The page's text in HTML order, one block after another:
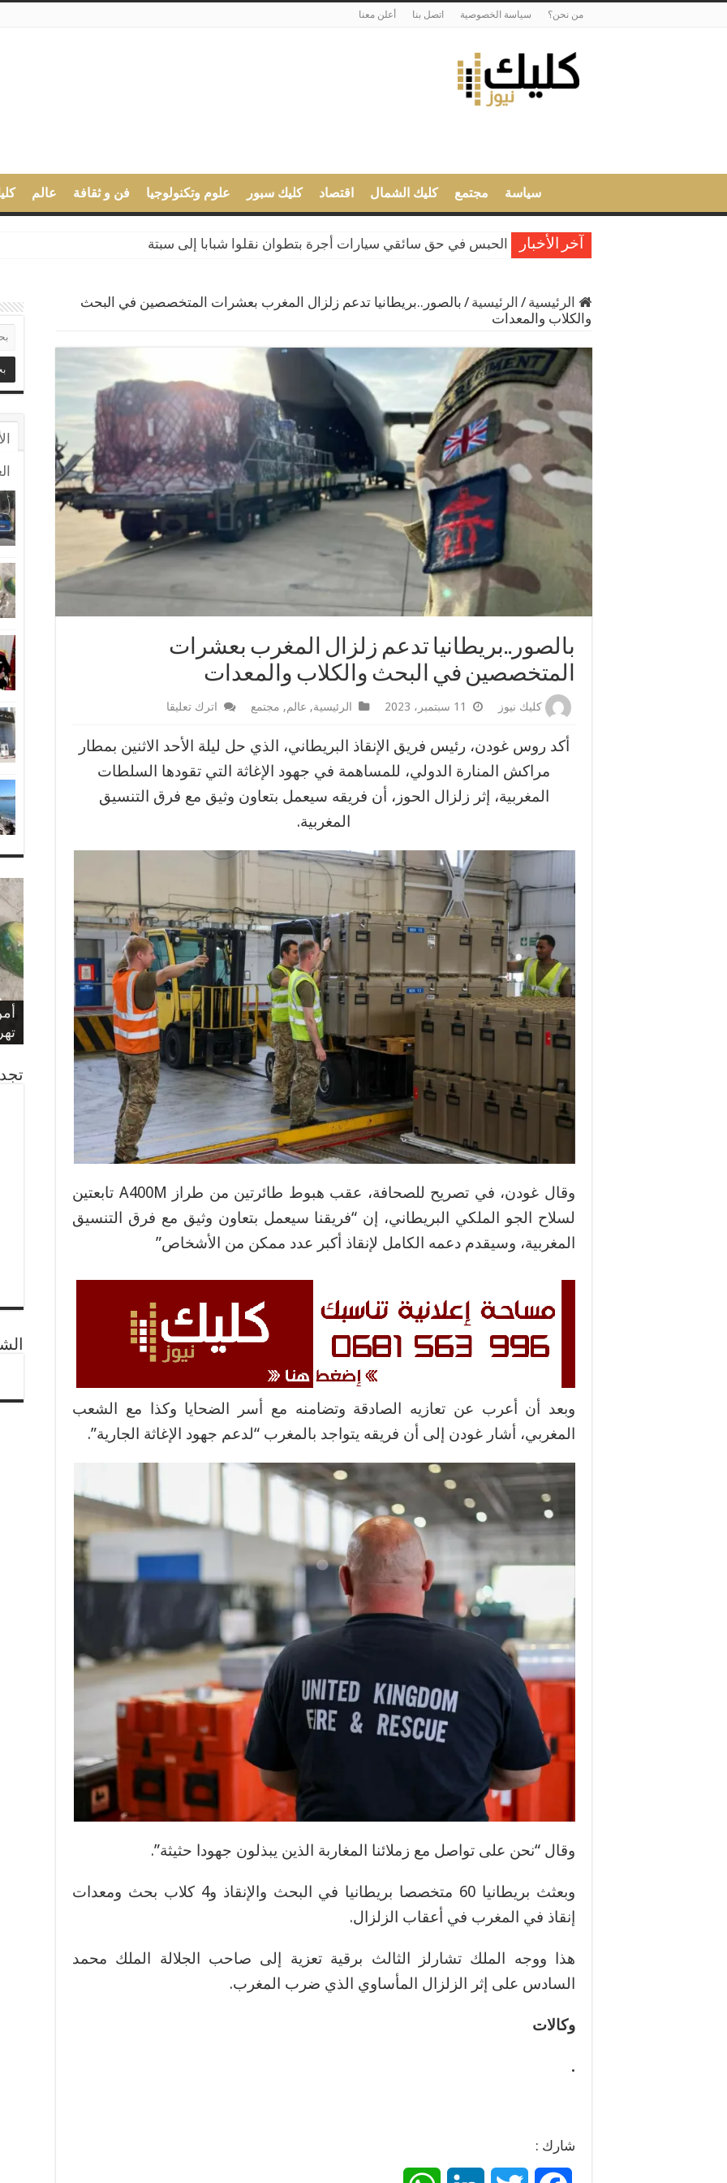
من نحن؟ سياسة الخصوصية اتصل بنا أعلن معنا
سياسة مجتمع كليك الشمال اقتصاد كليك سبور علوم وتكنولوجيا فن و ثقافة عالم
آخر الأخبار الحبس في حق سائقي سيارات أجرة بتطوان نقلوا شبابا إلى سبتة
أمن ميناء طنجة المتوسط يحبط محاولة تهريب 350 كلغ من الشيرا
الرئيسية / الرئيسية / بالصور..بريطانيا تدعم زلزال المغرب بعشرات المتخصصين في البحث
والكلاب والمعدات
بالصور..بريطانيا تدعم زلزال المغرب بعشرات
المتخصصين في البحث والكلاب والمعدات
كليك نيوز 11 سبتمبر، 2023 الرئيسية, عالم, مجتمع اترك تعليقا
أكد روس غودن، رئيس فريق الإنقاذ البريطاني، الذي حل ليلة الأحد الاثنين بمطار
مراكش المنارة الدولي، للمساهمة في جهود الإغاثة التي تقودها السلطات
المغربية، إثر زلزال الحوز، أن فريقه سيعمل بتعاون وثيق مع فرق التنسيق
المغربية.
وقال غودن، في تصريح للصحافة، عقب هبوط طائرتين من طراز A400M تابعتين
لسلاح الجو الملكي البريطاني، إن “فريقنا سيعمل بتعاون وثيق مع فرق التنسيق
المغربية، وسيقدم دعمه الكامل لإنقاذ أكبر عدد ممكن من الأشخاص”
وبعد أن أعرب عن تعازيه الصادقة وتضامنه مع أسر الضحايا وكذا مع الشعب
المغربي، أشار غودن إلى أن فريقه يتواجد بالمغرب “لدعم جهود الإغاثة الجارية”.
وقال “نحن على تواصل مع زملائنا المغاربة الذين يبذلون جهودا حثيثة”.
وبعثث بريطانيا 60 متخصصا بريطانيا في البحث والإنقاذ و4 كلاب بحث ومعدات
إنقاذ في المغرب في أعقاب الزلزال.
هذا ووجه الملك تشارلز الثالث برقية تعزية إلى صاحب الجلالة الملك محمد
السادس على إثر الزلزال المأساوي الذي ضرب المغرب.
وكالات
.
شارك :
تهريب